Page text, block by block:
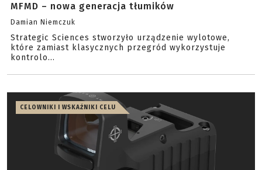
MFMD – nowa generacja tłumików
Damian Niemczuk
Strategic Sciences stworzyło urządzenie wylotowe,
które zamiast klasycznych przegród wykorzystuje
kontrolo...
CELOWNIKI I WSKAŹNIKI CELU